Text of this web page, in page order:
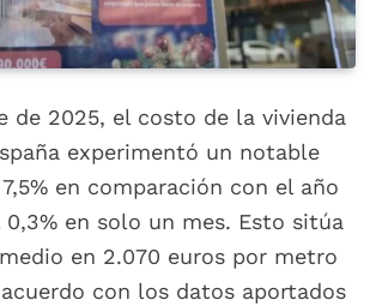
de 2025, el costo de la vivienda
experimentó un notable
en comparación con el año
en solo un mes. Esto sitúa
en 2.070 euros por metro
con los datos aportados